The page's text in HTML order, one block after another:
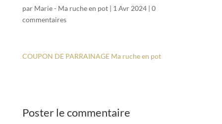
par Marie - Ma ruche en pot| 1 Avr 2024| 0
commentaires
COUPON DE PARRAINAGE Ma ruche en pot
Poster le commentaire